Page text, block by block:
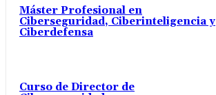
Máster Profesional en
Ciberseguridad, Ciberinteligencia y
Ciberdefensa
Curso de Director de